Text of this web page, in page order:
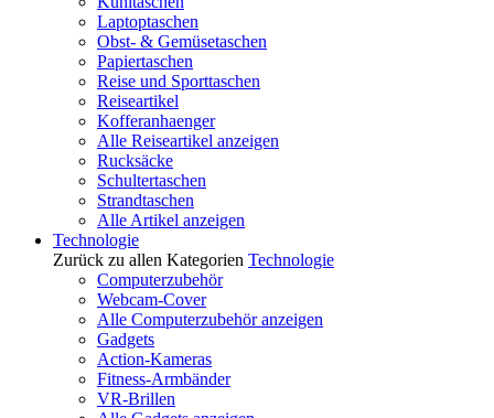
Laptoptaschen
Obst- & Gemüsetaschen
Papiertaschen
Reise und Sporttaschen
Reiseartikel
Kofferanhaenger
Alle Reiseartikel anzeigen
Rucksäcke
Schultertaschen
Strandtaschen
Alle Artikel anzeigen
Technologie
Zurück zu allen Kategorien Technologie
Computerzubehör
Webcam-Cover
Alle Computerzubehör anzeigen
Gadgets
Action-Kameras
Fitness-Armbänder
VR-Brillen